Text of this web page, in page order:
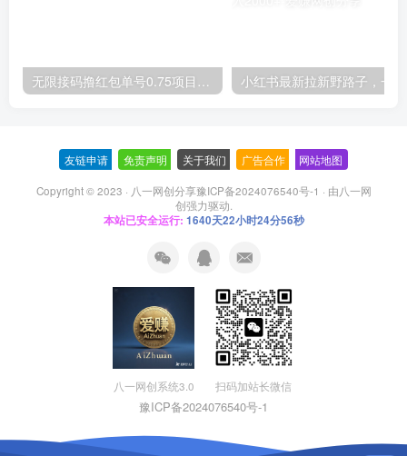
无限接码撸红包单号0.75项目无偿分享给你【揭秘】
友链申请 免责声明 关于我们 广告合作 网站地图
Copyright © 2023 · 八一网创分享豫ICP备2024076540号-1 · 由八一网
创强力驱动.
本站已安全运行: 1640天22小时24分56秒
八一网创系统3.0 扫码加站长微信
豫ICP备2024076540号-1